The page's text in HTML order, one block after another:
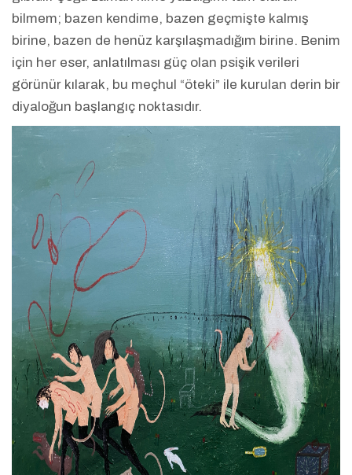
bilmem; bazen kendime, bazen geçmişte kalmış
birine, bazen de henüz karşılaşmadığım birine. Benim
için her eser, anlatılması güç olan psişik verileri
görünür kılarak, bu meçhul “öteki” ile kurulan derin bir
diyaloğun başlangıç noktasıdır.